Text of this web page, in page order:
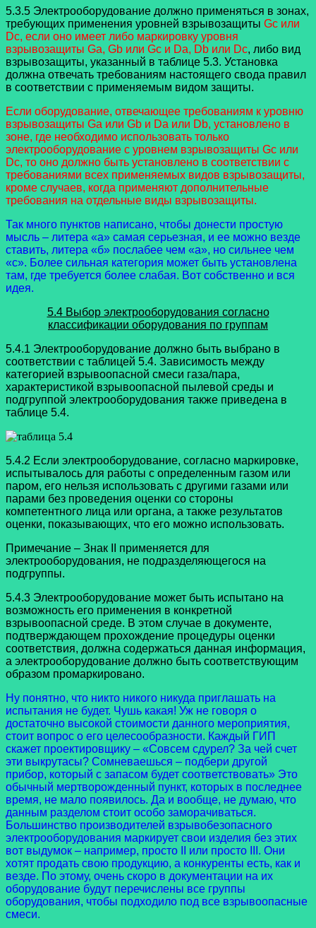
5.3.5 Электрооборудование должно применяться в зонах,
требующих применения уровней взрывозащиты Gc или
Dc, если оно имеет либо маркировку уровня
взрывозащиты Ga, Gb или Gc и Da, Db или Dc, либо вид
взрывозащиты, указанный в таблице 5.3. Установка
должна отвечать требованиям настоящего свода правил
в соответствии с применяемым видом защиты.
Если оборудование, отвечающее требованиям к уровню
взрывозащиты Ga или Gb и Da или Db, установлено в
зоне, где необходимо использовать только
электрооборудование с уровнем взрывозащиты Gc или
Dc, то оно должно быть установлено в соответствии с
требованиями всех применяемых видов взрывозащиты,
кроме случаев, когда применяют дополнительные
требования на отдельные виды взрывозащиты.
Так много пунктов написано, чтобы донести простую
мысль – литера «а» самая серьезная, и ее можно везде
ставить, литера «б» послабее чем «а», но сильнее чем
«с». Более сильная категория может быть установлена
там, где требуется более слабая. Вот собственно и вся
идея.
5.4 Выбор электрооборудования согласно
классификации оборудования по группам
5.4.1 Электрооборудование должно быть выбрано в
соответствии с таблицей 5.4. Зависимость между
категорией взрывоопасной смеси газа/пара,
характеристикой взрывоопасной пылевой среды и
подгруппой электрооборудования также приведена в
таблице 5.4.
5.4.2 Если электрооборудование, согласно маркировке,
испытывалось для работы с определенным газом или
паром, его нельзя использовать с другими газами или
парами без проведения оценки со стороны
компетентного лица или органа, а также результатов
оценки, показывающих, что его можно использовать.
Примечание – Знак II применяется для
электрооборудования, не подразделяющегося на
подгруппы.
5.4.3 Электрооборудование может быть испытано на
возможность его применения в конкретной
взрывоопасной среде. В этом случае в документе,
подтверждающем прохождение процедуры оценки
соответствия, должна содержаться данная информация,
а электрооборудование должно быть соответствующим
образом промаркировано.
Ну понятно, что никто никого никуда приглашать на
испытания не будет. Чушь какая! Уж не говоря о
достаточно высокой стоимости данного мероприятия,
стоит вопрос о его целесообразности. Каждый ГИП
скажет проектировщику – «Совсем сдурел? За чей счет
эти выкрутасы? Сомневаешься – подбери другой
прибор, который с запасом будет соответствовать» Это
обычный мертворожденный пункт, которых в последнее
время, не мало появилось. Да и вообще, не думаю, что
данным разделом стоит особо заморачиваться.
Большинство производителей взрывобезопасного
электрооборудования маркирует свои изделия без этих
вот выдумок – например, просто II или просто III. Они
хотят продать свою продукцию, а конкуренты есть, как и
везде. По этому, очень скоро в документации на их
оборудование будут перечислены все группы
оборудования, чтобы подходило под все взрывоопасные
смеси.